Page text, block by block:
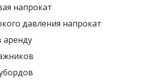
напрокат
давления напрокат
аренду